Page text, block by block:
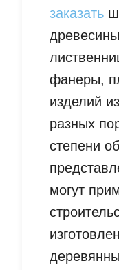
заказать
фанеры,
изделий
разных
степени
могут